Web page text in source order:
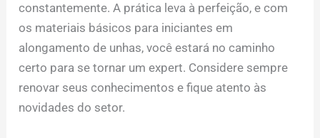
constantemente. A prática leva à perfeição, e com
os materiais básicos para iniciantes em
alongamento de unhas, você estará no caminho
certo para se tornar um expert. Considere sempre
renovar seus conhecimentos e fique atento às
novidades do setor.